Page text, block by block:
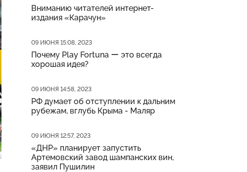
Вниманию читателей интернет-
издания «Карачун»
Дата публикации
09 ИЮНЯ 15:08, 2023
Почему Play Fortuna ー это всегда
хорошая идея?
Дата публикации
09 ИЮНЯ 14:58, 2023
РФ думает об отступлении к дальним
рубежам, вглубь Крыма - Маляр
Дата публикации
09 ИЮНЯ 12:57, 2023
«ДНР» планирует запустить
Артемовский завод шампанских вин,
заявил Пушилин